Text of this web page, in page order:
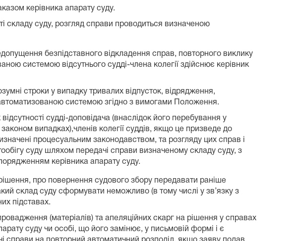
керівника апарату суду.
складу суду, розгляд справи проводиться визначеною
безпідставного відкладення справ, повторного виклику
системою відсутнього судді-члена колегії здійснює керівник
строки у випадку тривалих відпусток, відрядження,
системою згідно з вимогами Положення.
судді-доповідача (внаслідок його перебування у
випадках),членів колегії суддів, якщо це призведе до
процесуальним законодавством, та розгляду цих справ і
суду шляхом передачі справи визначеному складу суду, з
керівника апарату суду.
про повернення судового збору передавати раніше
склад суду сформувати неможливо (в тому числі у зв’язку з
підставах.
(матеріалів) та апеляційних скарг на рішення у справах
суду чи особі, що його замінює, у письмовій формі і є